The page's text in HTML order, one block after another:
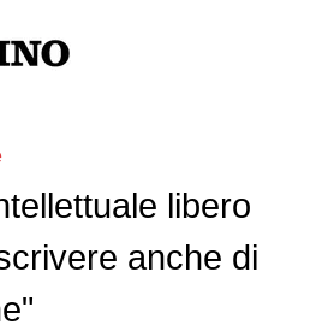
libero
anche di